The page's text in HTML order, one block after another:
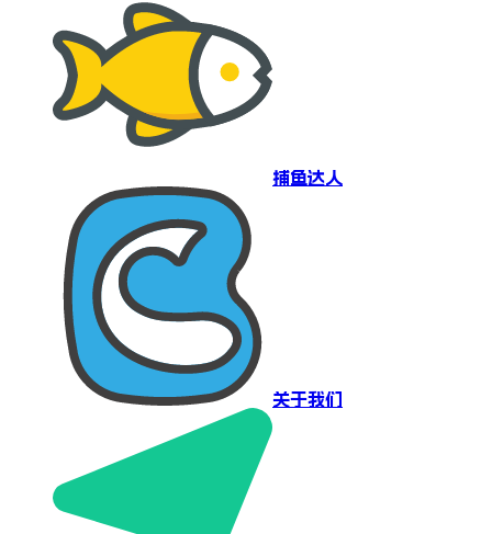
捕鱼达人
关于我们